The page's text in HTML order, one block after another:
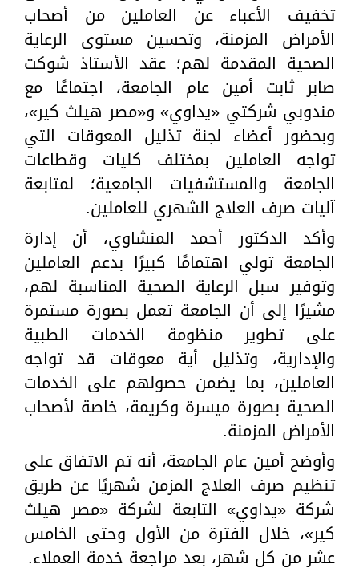
تخفيف الأعباء عن العاملين من أصحاب
الأمراض المزمنة، وتحسين مستوى الرعاية
الصحية المقدمة لهم؛ عقد الأستاذ شوكت
صابر ثابت أمين عام الجامعة، اجتماعًا مع
مندوبي شركتي «يداوي» و«مصر هيلث كير»،
وبحضور أعضاء لجنة تذليل المعوقات التي
تواجه العاملين بمختلف كليات وقطاعات
الجامعة والمستشفيات الجامعية؛ لمتابعة
آليات صرف العلاج الشهري للعاملين.
وأكد الدكتور أحمد المنشاوي، أن إدارة
الجامعة تولي اهتمامًا كبيرًا بدعم العاملين
وتوفير سبل الرعاية الصحية المناسبة لهم،
مشيرًا إلى أن الجامعة تعمل بصورة مستمرة
على تطوير منظومة الخدمات الطبية
والإدارية، وتذليل أية معوقات قد تواجه
العاملين، بما يضمن حصولهم على الخدمات
الصحية بصورة ميسرة وكريمة، خاصة لأصحاب
الأمراض المزمنة.
وأوضح أمين عام الجامعة، أنه تم الاتفاق على
تنظيم صرف العلاج المزمن شهريًا عن طريق
شركة «يداوي» التابعة لشركة «مصر هيلث
كير»، خلال الفترة من الأول وحتى الخامس
عشر من كل شهر، بعد مراجعة خدمة العملاء.